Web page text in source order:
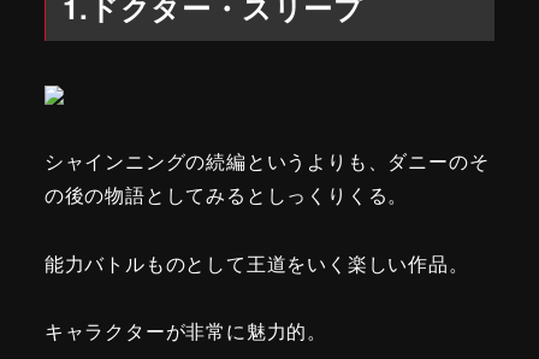
シャインニングの続編というよりも、ダニーのそ
の後の物語としてみるとしっくりくる。
能力バトルものとして王道をいく楽しい作品。
キャラクターが非常に魅力的。